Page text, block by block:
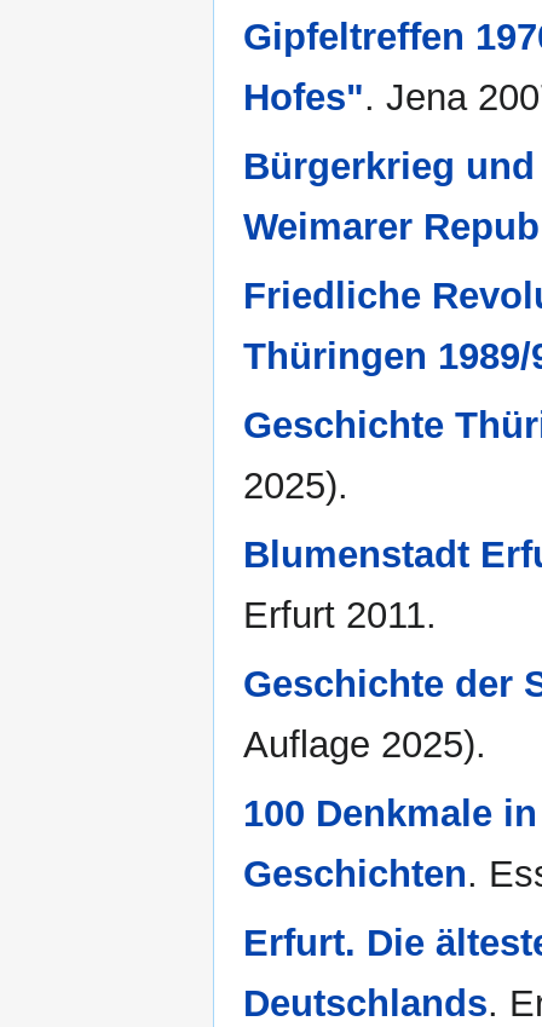
Gipfeltreffen
Hofes". Jena
Bürgerkrieg
Weimarer
Friedliche
Thüringen 1989/
Geschichte
2025).
Blumenstadt
Erfurt 2011.
Geschichte der
Auflage 2025).
100 Denkmale
Geschichten.
Erfurt. Die
Deutschlands.